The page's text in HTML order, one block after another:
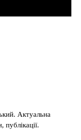
Актуальна
публікації.